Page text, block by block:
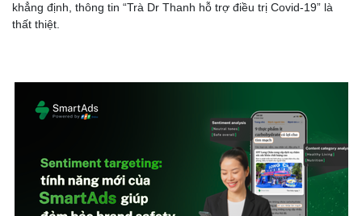
khẳng định, thông tin “Trà Dr Thanh hỗ trợ điều trị Covid-19” là
thất thiệt.